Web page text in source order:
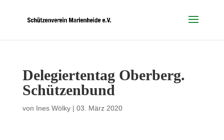
Delegiertentag Oberberg.
Schützenbund
von Ines Wölky| 03. März 2020